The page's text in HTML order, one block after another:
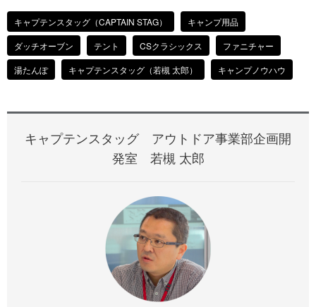
キャプテンスタッグ（CAPTAIN STAG）
キャンプ用品
ダッチオーブン
テント CSクラシックス
ファニチャー
湯たんぽ
キャプテンスタッグ（若槻 太郎） キャンプノウハウ
キャプテンスタッグ アウトドア事業部企画開
発室 若槻 太郎